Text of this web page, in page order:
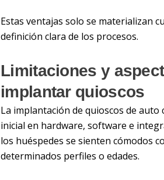
Estas ventajas solo se materializan
definición clara de los procesos.
Limitaciones y
implantar quioscos
La implantación de quioscos de
inicial en hardware, software e
los huéspedes se sienten cómodos
determinados perfiles o edades.